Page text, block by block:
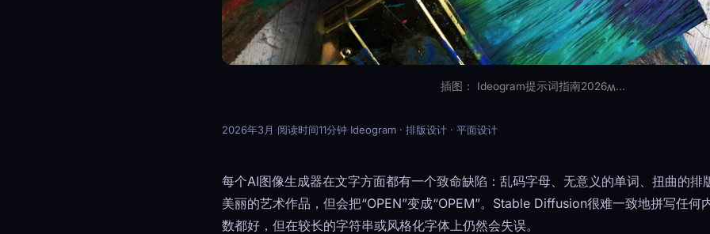
插图： Ideogram提示词指南2026ʍ...
2026年3月 ·阅读时间11分钟·Ideogram · 排版设计 · 平面设计
每个AI图像生成器在文字方面都有一个致命缺陷：乱码字母、无意义的单词、扭曲的
美丽的艺术作品，但会把“OPEN”变成“OPEM”。Stable Diffusion很难一致地拼写任何
数都好，但在较长的字符串或风格化字体上仍然会失误。